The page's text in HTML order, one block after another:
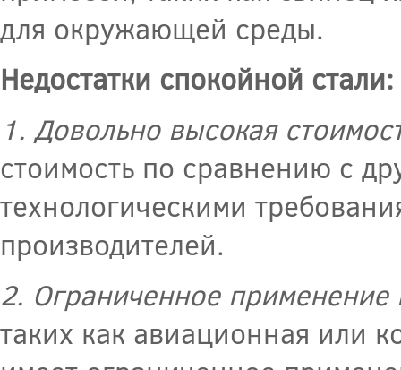
для окружающей среды.
Недостатки спокойной стали:
1. Довольно высокая
стоимость по сравнению с
технологическими
производителей.
2. Ограниченное применение
таких как авиационная или